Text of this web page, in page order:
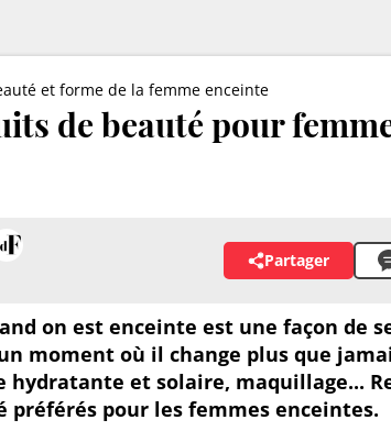
et forme de la femme enceinte
de beauté pour
Partager
on est enceinte est une façon de
moment où il change plus que
hydratante et solaire, maquillage...
préférés pour les femmes enceintes.